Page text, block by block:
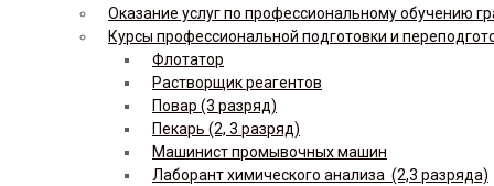
Оказание услуг по профессиональному обучению
Курсы профессиональной подготовки и
Флотатор
Растворщик реагентов
Повар (3 разряд)
Пекарь (2, 3 разряд)
Машинист промывочных машин
Лаборант химического анализа (2,3 разряда)